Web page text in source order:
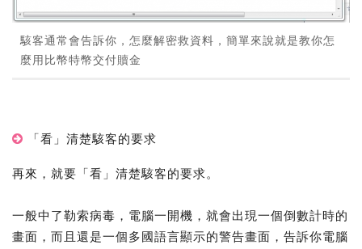
駭客通常會告訴你，怎麼解密救資料，簡單來說就是教你怎
麼用比幣特幣交付贖金
「看」清楚駭客的要求
再來，就要「看」清楚駭客的要求。
一般中了勒索病毒，電腦一開機，就會出現一個倒數計時的
畫面，而且還是一個多國語言顯示的警告畫面，告訴你電腦